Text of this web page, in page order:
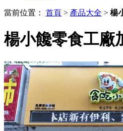
當前位置： 首頁 > 產品大全 > 楊
楊小饞零食工廠